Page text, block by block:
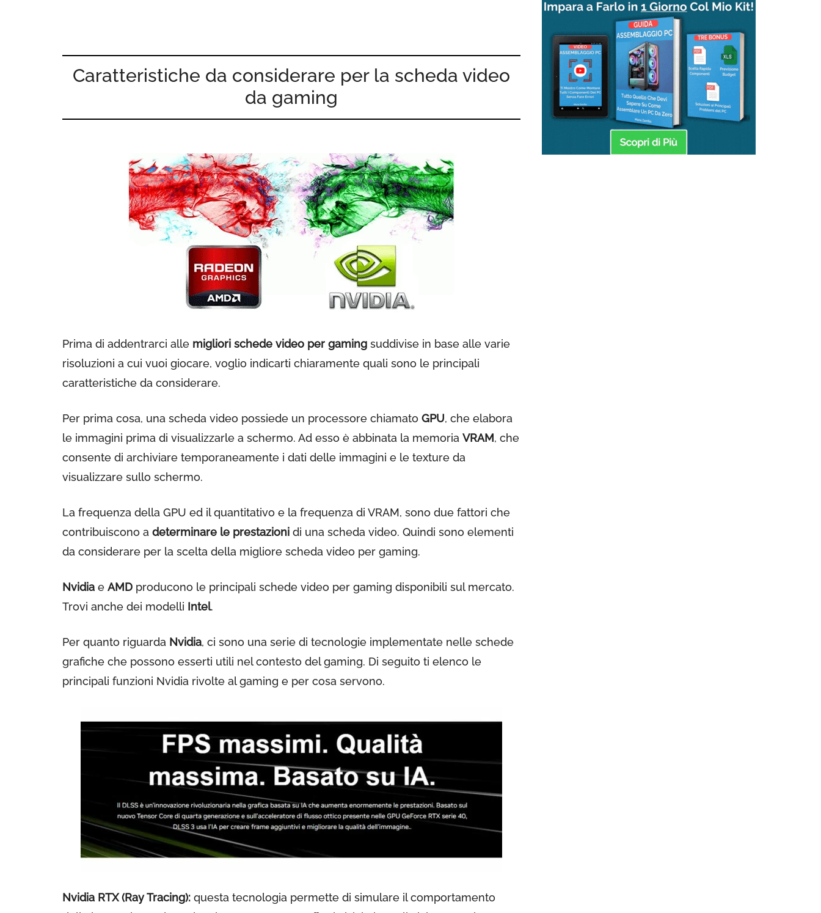
Caratteristiche da considerare per la scheda video
da gaming
Prima di addentrarci alle migliori schede video per gaming suddivise in base alle varie
risoluzioni a cui vuoi giocare, voglio indicarti chiaramente quali sono le principali
caratteristiche da considerare.
Per prima cosa, una scheda video possiede un processore chiamato GPU, che elabora
le immagini prima di visualizzarle a schermo. Ad esso è abbinata la memoria VRAM, che
consente di archiviare temporaneamente i dati delle immagini e le texture da
visualizzare sullo schermo.
La frequenza della GPU ed il quantitativo e la frequenza di VRAM, sono due fattori che
contribuiscono a determinare le prestazioni di una scheda video. Quindi sono elementi
da considerare per la scelta della migliore scheda video per gaming.
Nvidia e AMD producono le principali schede video per gaming disponibili sul mercato.
Trovi anche dei modelli Intel.
Per quanto riguarda Nvidia, ci sono una serie di tecnologie implementate nelle schede
grafiche che possono esserti utili nel contesto del gaming. Di seguito ti elenco le
principali funzioni Nvidia rivolte al gaming e per cosa servono.
Nvidia RTX (Ray Tracing): questa tecnologia permette di simulare il comportamento